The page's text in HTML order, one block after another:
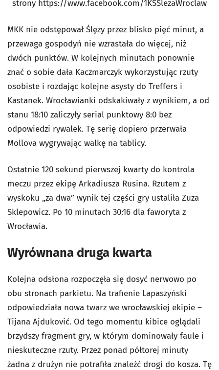
strony https://www.facebook.com/1KSSlezaWroclaw
MKK nie odstępował Ślęzy przez blisko pięć minut, a
przewaga gospodyń nie wzrastała do więcej, niż
dwóch punktów. W kolejnych minutach ponownie
znać o sobie dała Kaczmarczyk wykorzystując rzuty
osobiste i rozdając kolejne asysty do Treffers i
Kastanek. Wrocławianki odskakiwały z wynikiem, a od
stanu 18:10 zaliczyły serial punktowy 8:0 bez
odpowiedzi rywalek. Tę serię dopiero przerwała
Mollova wygrywając walkę na tablicy.
Ostatnie 120 sekund pierwszej kwarty do kontrola
meczu przez ekipę Arkadiusza Rusina. Rzutem z
wyskoku „za dwa” wynik tej części gry ustaliła Zuza
Sklepowicz. Po 10 minutach 30:16 dla faworyta z
Wrocławia.
Wyrównana druga kwarta
Kolejna odsłona rozpoczęła się dosyć nerwowo po
obu stronach parkietu. Na trafienie Lapaszyński
odpowiedziała nowa twarz we wrocławskiej ekipie –
Tijana Ajduković. Od tego momentu kibice oglądali
brzydszy fragment gry, w którym dominowały faule i
nieskuteczne rzuty. Przez ponad półtorej minuty
żadna z drużyn nie potrafiła znaleźć drogi do kosza. Tę